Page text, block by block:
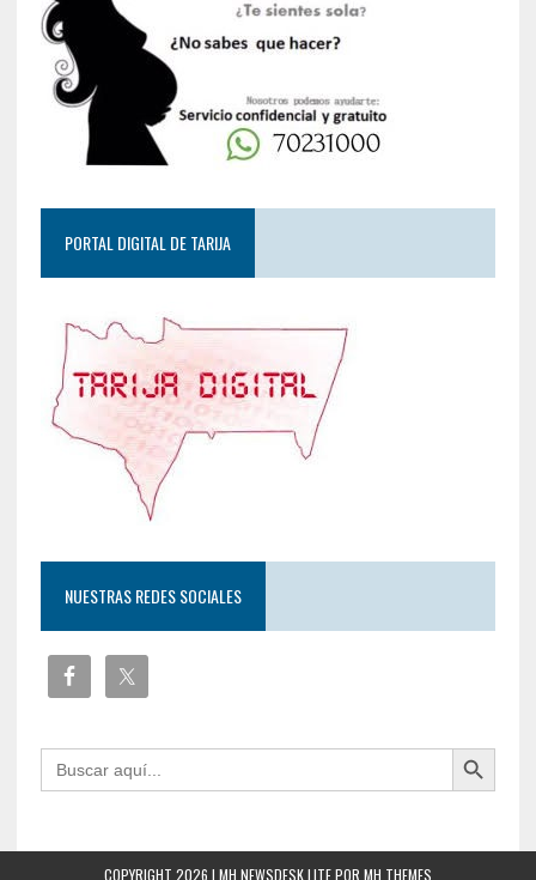
PORTAL DIGITAL DE TARIJA
NUESTRAS REDES SOCIALES
Buscar: Botón de búsqueda
COPYRIGHT 2026 | MH NEWSDESK LITE POR MH THEMES